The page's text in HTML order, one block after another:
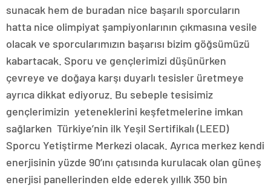
sunacak hem de buradan nice başarılı sporcuların
hatta nice olimpiyat şampiyonlarının çıkmasına vesile
olacak ve sporcularımızın başarısı bizim göğsümüzü
kabartacak. Sporu ve gençlerimizi düşünürken
çevreye ve doğaya karşı duyarlı tesisler üretmeye
ayrıca dikkat ediyoruz. Bu sebeple tesisimiz
gençlerimizin yeteneklerini keşfetmelerine imkan
sağlarken Türkiye’nin ilk Yeşil Sertifikalı (LEED)
Sporcu Yetiştirme Merkezi olacak. Ayrıca merkez kendi
enerjisinin yüzde 90’ını çatısında kurulacak olan güneş
enerjisi panellerinden elde ederek yıllık 350 bin